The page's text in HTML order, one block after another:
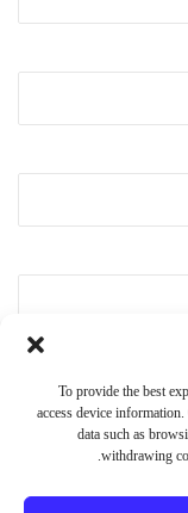
To provide the best
access device
data such as
withdrawing
في هذا المتصفح